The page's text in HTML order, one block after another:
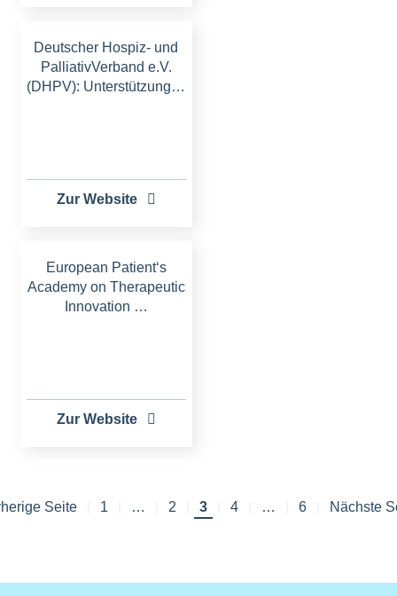
Deutscher Hospiz- und
PalliativVerband e.V.
(DHPV): Unterstützung…
Zur Website
European Patient‘s
Academy on Therapeutic
Innovation …
Zur Website
Seitennummerierung
Seite
Seite
Erste
1 … Seite
2
Aktuelle
Seite
3 Seite
4 …
Letzte
6 Nächste
Nächste